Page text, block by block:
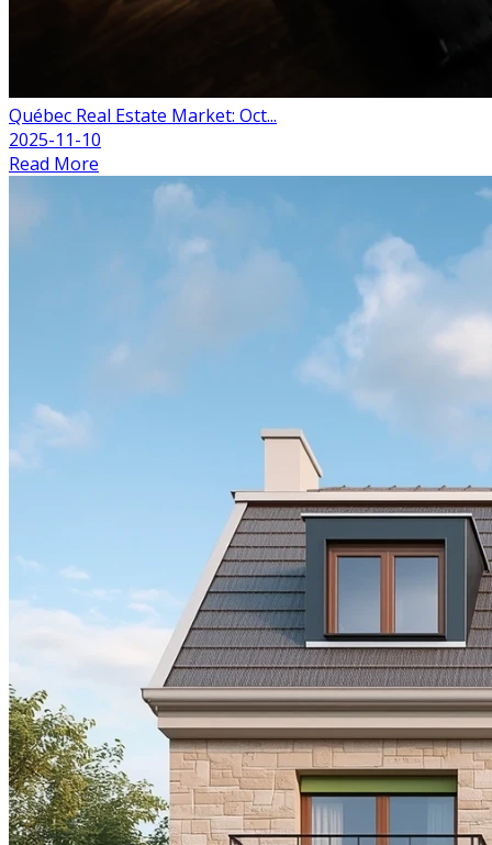
Québec Real Estate Market: Oct...
2025-11-10
Read More